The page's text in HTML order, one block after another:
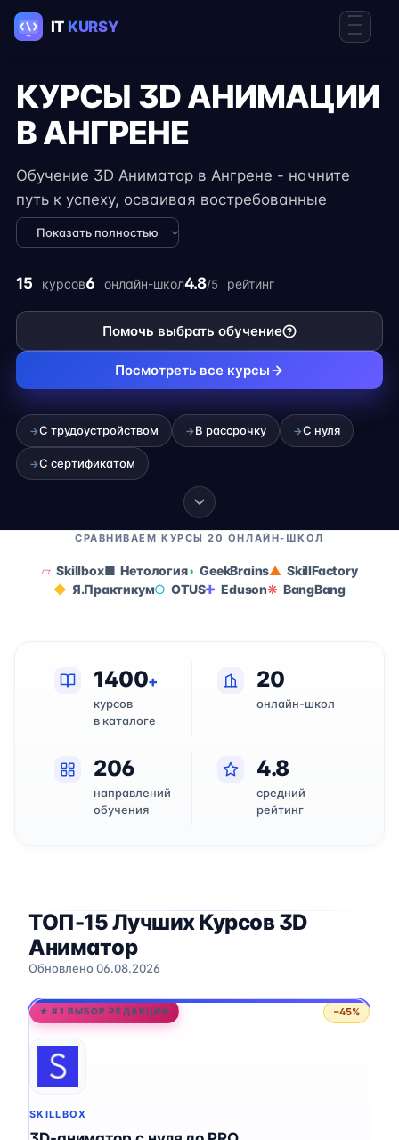
КУРСЫ 3D АНИМАЦИИ
В АНГРЕНЕ
Обучение 3D Аниматор в Ангрене - начните
путь к успеху, осваивая востребованные
навыки в IT. Курсы подходят для новичков и
специалистов с опытом, включают
консультации экспертов. Гибкий формат
занятий позволяет совмещать обучение с
работой, учёбой или началом карьеры на
Показать полностью
15 курсов6 онлайн-школ4.8/5 рейтинг
Помочь выбрать обучение
Посмотреть все курсы
→С трудоустройством →В рассрочку →С нуля
→С сертификатом
СРАВНИВАЕМ КУРСЫ 20 ОНЛАЙН-ШКОЛ
Skillbox Нетология GeekBrains
SkillFactory
Я.Практикум
OTUS Eduson BangBang
1400+
курсов
в каталоге
20
онлайн-школ
206
направлений
обучения
4.8
средний
рейтинг
ТОП-15 Лучших Курсов 3D
Аниматор
Обновлено 06.08.2026
★ #1 ВЫБОР РЕДАКЦИИ −45%
SKILLBOX